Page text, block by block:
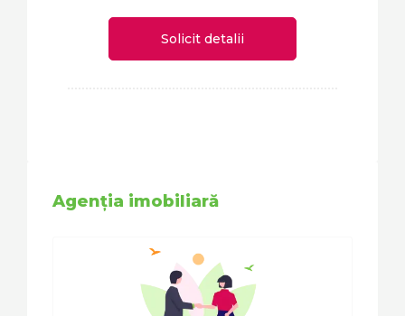
Solicit detalii
Agenția imobiliară